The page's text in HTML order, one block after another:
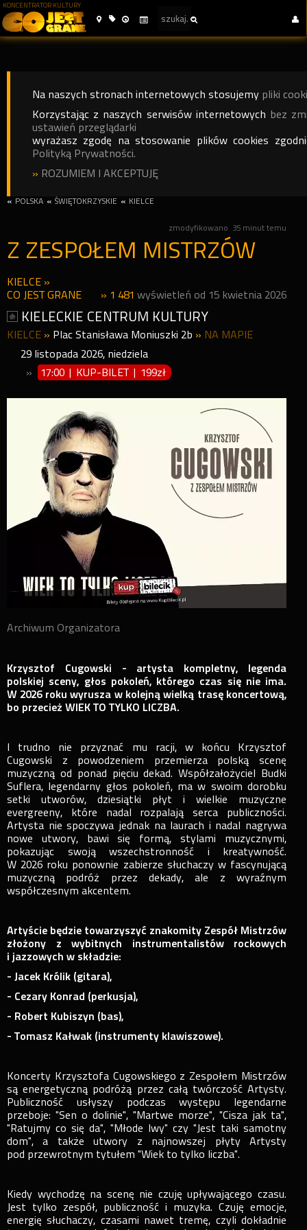
KONCENTRATOR KULTURY
Na naszych stronach internetowych stosujemy pliki
Korzystając z naszych serwisów internetowych bez
ustawień przeglądarki
wyrażasz zgodę na stosowanie plików cookies
Polityką Prywatności.
» ROZUMIEM I AKCEPTUJĘ
« POLSKA « ŚWIĘTOKRZYSKIE « KIELCE
zmodyfikowano 35 minut temu
Z ZESPOŁEM MISTRZÓW
KIELCE »
CO JEST GRANE
» 1 481 wyświetleń od 15 kwietnia 2026
KIELECKIE CENTRUM KULTURY
KIELCE » Plac Stanisława Moniuszki 2b » NA MAPIE
29 listopada 2026, niedziela
»
17:00 | KUP-BILET | 199zł
Archiwum Organizatora
Krzysztof Cugowski - artysta kompletny, legenda
polskiej sceny, głos pokoleń, którego czas się nie ima.
W 2026 roku wyrusza w kolejną wielką trasę koncertową,
bo przecież WIEK TO TYLKO LICZBA.
I trudno nie przyznać mu racji, w końcu Krzysztof
Cugowski z powodzeniem przemierza polską scenę
muzyczną od ponad pięciu dekad. Współzałożyciel Budki
Suflera, legendarny głos pokoleń, ma w swoim dorobku
setki utworów, dziesiątki płyt i wielkie muzyczne
evergreeny, które nadal rozpalają serca publiczności.
Artysta nie spoczywa jednak na laurach i nadal nagrywa
nowe utwory, bawi się formą, stylami muzycznymi,
pokazując swoją wszechstronność i kreatywność.
W 2026 roku ponownie zabierze słuchaczy w fascynującą
muzyczną podróż przez dekady, ale z wyraźnym
współczesnym akcentem.
Artyście będzie towarzyszyć znakomity Zespół Mistrzów
złożony z wybitnych instrumentalistów rockowych
i jazzowych w składzie:
- Jacek Królik (gitara),
- Cezary Konrad (perkusja),
- Robert Kubiszyn (bas),
- Tomasz Kałwak (instrumenty klawiszowe).
Koncerty Krzysztofa Cugowskiego z Zespołem Mistrzów
są energetyczną podróżą przez całą twórczość Artysty.
Publiczność usłyszy podczas występu legendarne
przeboje: "Sen o dolinie", "Martwe morze", "Cisza jak ta",
"Ratujmy co się da", "Młode lwy" czy "Jest taki samotny
dom", a także utwory z najnowszej płyty Artysty
pod przewrotnym tytułem "Wiek to tylko liczba".
Kiedy wychodzę na scenę nie czuję upływającego czasu.
Jest tylko zespół, publiczność i muzyka. Czuję emocje,
energię słuchaczy, czasami nawet tremę, czyli dokładnie